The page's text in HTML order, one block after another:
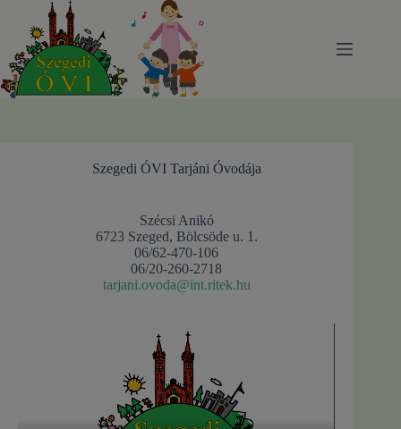
content
Szegedi ÓVI Tarjáni Óvodája
Szécsi Anikó
6723 Szeged, Bölcsöde u. 1.
06/62-470-106
06/20-260-2718
tarjani.ovoda@int.ritek.hu